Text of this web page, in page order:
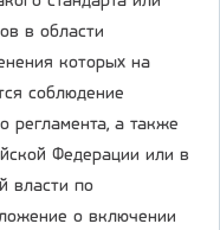
в области
которых на
соблюдение
регламента, а также
Федерации или в
власти по
о включении